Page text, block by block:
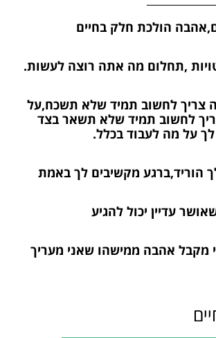
הולכת חלק בחיים
,תחלום מה אתה רוצה לעשות.
צריך לחשוב תמיד שלא תשכח,על
לחשוב תמיד שלא תשאר בצד
על מה לעבוד בכלל.
הוריד,ברגע מקשיבים לך באמת
עדיין יכול להגיע
מקבל אהבה ממישהו שאני מעריך